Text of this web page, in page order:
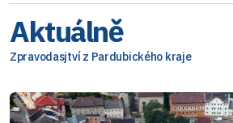
Aktuálně
Zpravodasjtví z Pardubického kraje